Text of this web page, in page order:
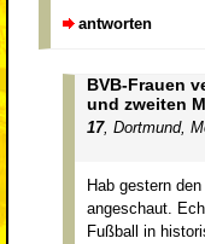
antworten
BVB-Frauen
und zweiten
17, Dortmund,
Hab gestern
angeschaut.
Fußball in